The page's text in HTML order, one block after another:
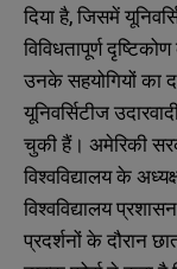
दिया है, जिसमें
विविधतापूर्ण
उनके सहयोगियों का
यूनिवर्सिटीज
चुकी हैं। अमेरिकी
विश्वविद्यालय के
विश्वविद्यालय
प्रदर्शनों के दौरान